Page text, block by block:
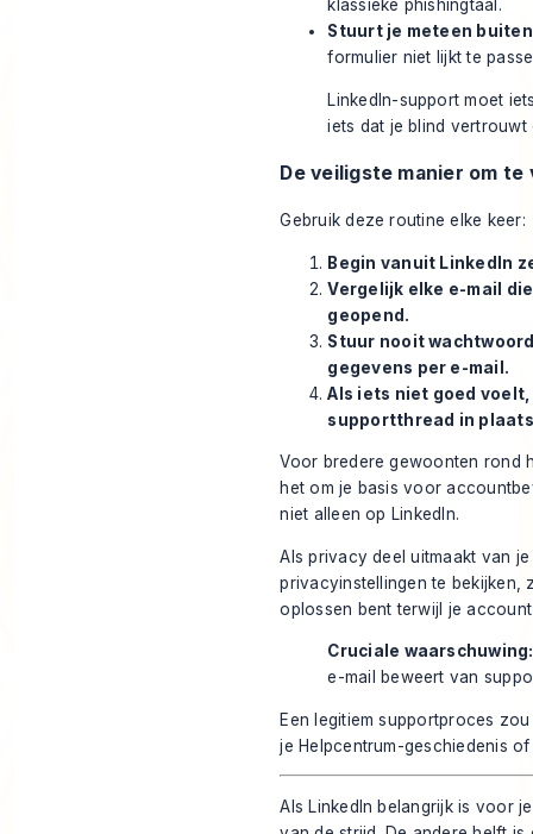
klassieke phishingtaal.
Stuurt je meteen
formulier niet lijkt te
LinkedIn-support moet
iets dat je blind vertrouwt
De veiligste manier om
Gebruik deze routine elke keer:
Begin vanuit LinkedIn
Vergelijk elke e-mail
geopend.
Stuur nooit
gegevens per e-mail.
Als iets niet goed
supportthread in
Voor bredere gewoonten rond
het om je basis voor
niet alleen op LinkedIn.
Als privacy deel uitmaakt van
privacyinstellingen te bekijken,
oplossen bent terwijl je
Cruciale waarschuwing:
e-mail beweert van
Een legitiem supportproces
je Helpcentrum-geschiedenis
Als LinkedIn belangrijk is voor